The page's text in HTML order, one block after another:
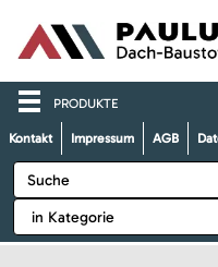
PRODUKTE
Kontakt Impressum AGB